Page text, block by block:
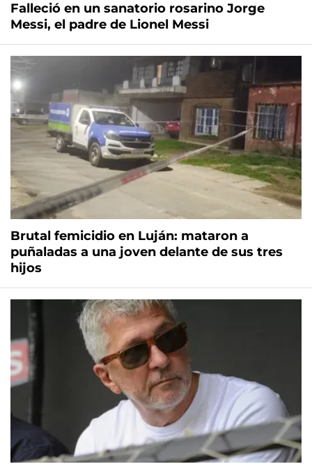
Falleció en un sanatorio rosarino Jorge
Messi, el padre de Lionel Messi
Brutal femicidio en Luján: mataron a
puñaladas a una joven delante de sus tres
hijos